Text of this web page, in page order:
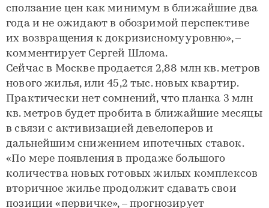
сползание цен как минимум в ближайшие два
года и не ожидают в обозримой перспективе
их возвращения к докризисному уровню», –
комментирует Сергей Шлома.
Сейчас в Москве продается 2,88 млн кв. метров
нового жилья, или 45,2 тыс. новых квартир.
Практически нет сомнений, что планка 3 млн
кв. метров будет пробита в ближайшие месяцы
в связи с активизацией девелоперов и
дальнейшим снижением ипотечных ставок.
«По мере появления в продаже большого
количества новых готовых жилых комплексов
вторичное жилье продолжит сдавать свои
позиции «первичке», – прогнозирует